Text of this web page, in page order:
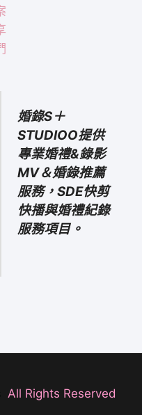
婚錄S＋
STUDIOO提供
專業婚禮&錄影
MV＆婚錄推薦
服務，SDE快剪
快播與婚禮紀錄
服務項目。
Rights Reserved